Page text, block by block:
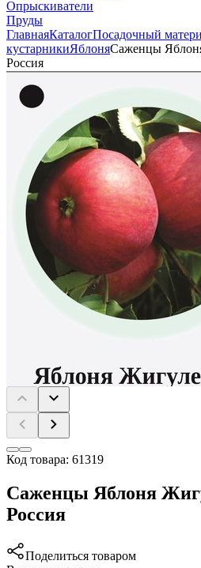
Опрыскиватели
Пруды
ГлавнаяКаталогПосадочный
кустарникиЯблоняСаженцы
Россия
Код товара: 61319
Саженцы Яблоня
Россия
Поделиться товаром